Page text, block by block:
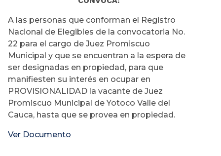
A las personas que conforman el Registro
Nacional de Elegibles de la convocatoria No.
22 para el cargo de Juez Promiscuo
Municipal y que se encuentran a la espera de
ser designadas en propiedad, para que
manifiesten su interés en ocupar en
PROVISIONALIDAD la vacante de Juez
Promiscuo Municipal de Yotoco Valle del
Cauca, hasta que se provea en propiedad.
Ver Documento